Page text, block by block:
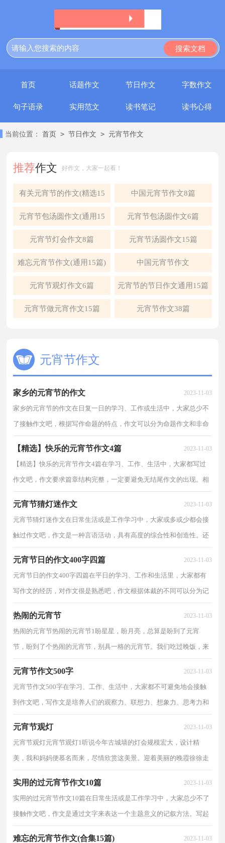
首页 话题作文 节日作文 字数作文
句子语录 实用范文 读书笔记 读书心得
当前位置： 首页 > 节日作文 > 元宵节作文
推荐作文 好作文，大家一起看！
有关元宵节的作文(精选15
篇)
中国元宵节作文8篇
元宵节包汤圆作文(通用15
篇)
元宵节包汤圆作文6篇
元宵节灯会作文8篇 元宵节汤圆作文15篇
难忘元宵节作文(通用15篇) 中国元宵节作文
元宵节观灯作文6篇 元宵节的节日作文通用15篇
元宵节做元宵作文15篇 元宵节作文38篇
元宵节作文
家乡的元宵节的作文 2023-11-03
家乡的元宵节的作文在日复一日的学习、工作或生活中，大家总少不
了接触作文吧，根据写作命题的特点，作文可以分为命题作文和非命
【精选】快乐的元宵节作文4篇 2023-11-03
【精选】快乐的元宵节作文4篇在学习、工作、生活中，大家都写过
作文吧，作文要求篇章结构完整，一定要避免无结尾作文的出现。相
元宵节猜灯迷作文 2023-11-03
元宵节猜灯迷作文在日常生活或是工作学习中，大家或多或少都会接
触过作文吧，作文是一种言语活动，具有高度的综合性和创造性。还
元宵节日的作文400字四篇 2023-11-03
元宵节日的作文400字四篇在平日的学习、工作和生活里，大家都有
写作文的经历，对作文很是熟悉吧，作文根据体裁的不同可以分为记
热闹的元宵节 2023-11-03
热闹的元宵节热闹的元宵节1盼星星，盼月亮，总算是盼到了元宵
节，盼到了个热闹的元宵节，别具一格的元宵节。我们吃过晚饭，来
元宵节作文500字 2023-11-03
元宵节作文500字在学习、工作、生活中，大家都不可避免地会接触
到作文吧，写作文是培养人们的观察力、联想力、想象力、思考力和
元宵节观灯 2023-11-03
元宵节观灯元宵节观灯1听说今年古城墙的灯会规模宏大，设计精
美，我和妈妈便慕名而来，尽情欣赏这美景。迎着美丽的晚霞徐徐走
实用的过元宵节作文10篇 2023-11-03
实用的过元宵节作文10篇在日常生活或是工作学习中，大家总少不了
接触作文吧，作文是通过文字来表达一个主题意义的记叙方法。写起
难忘的元宵节作文(合集15篇) 2023-11-03